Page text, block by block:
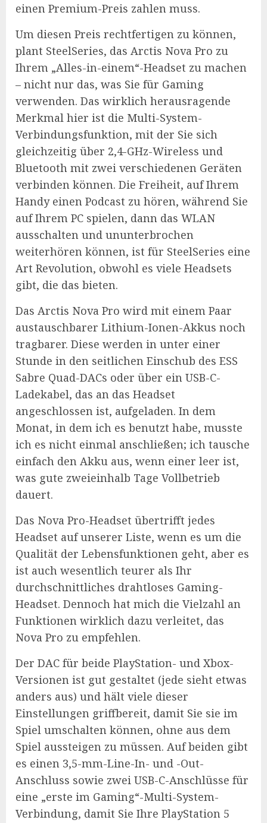
einen Premium-Preis zahlen muss.
Um diesen Preis rechtfertigen zu können,
plant SteelSeries, das Arctis Nova Pro zu
Ihrem „Alles-in-einem“-Headset zu machen
– nicht nur das, was Sie für Gaming
verwenden. Das wirklich herausragende
Merkmal hier ist die Multi-System-
Verbindungsfunktion, mit der Sie sich
gleichzeitig über 2,4-GHz-Wireless und
Bluetooth mit zwei verschiedenen Geräten
verbinden können. Die Freiheit, auf Ihrem
Handy einen Podcast zu hören, während Sie
auf Ihrem PC spielen, dann das WLAN
ausschalten und ununterbrochen
weiterhören können, ist für SteelSeries eine
Art Revolution, obwohl es viele Headsets
gibt, die das bieten.
Das Arctis Nova Pro wird mit einem Paar
austauschbarer Lithium-Ionen-Akkus noch
tragbarer. Diese werden in unter einer
Stunde in den seitlichen Einschub des ESS
Sabre Quad-DACs oder über ein USB-C-
Ladekabel, das an das Headset
angeschlossen ist, aufgeladen. In dem
Monat, in dem ich es benutzt habe, musste
ich es nicht einmal anschließen; ich tausche
einfach den Akku aus, wenn einer leer ist,
was gute zweieinhalb Tage Vollbetrieb
dauert.
Das Nova Pro-Headset übertrifft jedes
Headset auf unserer Liste, wenn es um die
Qualität der Lebensfunktionen geht, aber es
ist auch wesentlich teurer als Ihr
durchschnittliches drahtloses Gaming-
Headset. Dennoch hat mich die Vielzahl an
Funktionen wirklich dazu verleitet, das
Nova Pro zu empfehlen.
Der DAC für beide PlayStation- und Xbox-
Versionen ist gut gestaltet (jede sieht etwas
anders aus) und hält viele dieser
Einstellungen griffbereit, damit Sie sie im
Spiel umschalten können, ohne aus dem
Spiel aussteigen zu müssen. Auf beiden gibt
es einen 3,5-mm-Line-In- und -Out-
Anschluss sowie zwei USB-C-Anschlüsse für
eine „erste im Gaming“-Multi-System-
Verbindung, damit Sie Ihre PlayStation 5